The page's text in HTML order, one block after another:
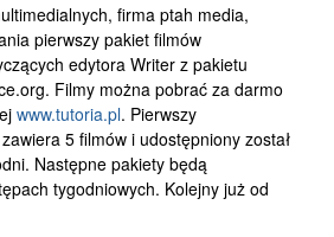
firma ptah media,
pierwszy pakiet filmów
edytora Writer z pakietu
Filmy można pobrać za darmo
www.tutoria.pl. Pierwszy
5 filmów i udostępniony został
Następne pakiety będą
tygodniowych. Kolejny już od